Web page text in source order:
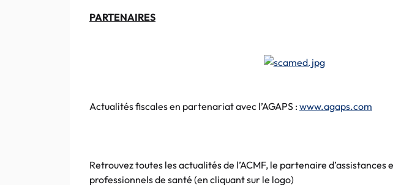
PARTENAIRES
Actualités fiscales en partenariatavec l’AGAPS :www.agaps.com
Retrouvez toutes les actualités de l’ACMF, le partenaire d’assistances
professionnels de santé (en cliquantsur le logo)